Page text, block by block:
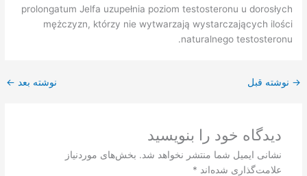
prolongatum Jelfa uzupełnia poziom testosteronu u dorosłych
mężczyzn, którzy nie wytwarzają wystarczających ilości
naturalnego testosteronu.
→ نوشته قبل نوشته بعد ←
دیدگاه‌ خود را بنویسید
نشانی ایمیل شما منتشر نخواهد شد. بخش‌های موردنیاز
علامت‌گذاری شده‌اند *